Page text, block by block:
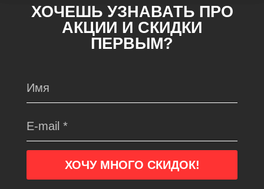
ХОЧЕШЬ УЗНАВАТЬ ПРО
АКЦИИ И СКИДКИ
ПЕРВЫМ?